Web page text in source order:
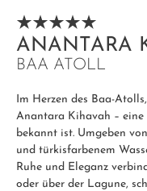
ANANTARA
BAA ATOLL
Im Herzen des Baa-
Anantara Kihavah –
bekannt ist. Umgeben
und türkisfarbenem
Ruhe und Eleganz
oder über der Lagune,